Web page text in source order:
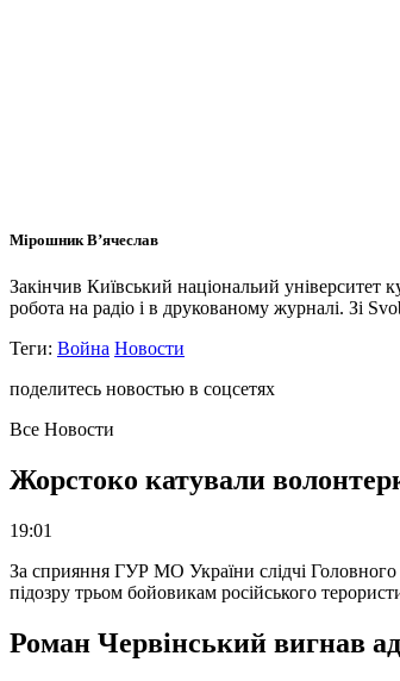
Мірошник В’ячеслав
Закінчив Київський національий
робота на радіо і в друкованому журналі. Зі
Теги: Война Новости
поделитесь новостью в соцсетях
Все Новости
Жорстоко катували
19:01
За сприяння ГУР МО України слідчі Головного
підозру трьом бойовикам російського
Роман Червінський вигнав